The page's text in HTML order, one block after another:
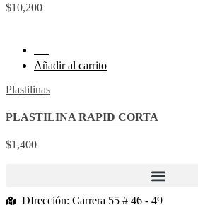
$10,200
Añadir al carrito
Plastilinas
PLASTILINA RAPID CORTA
$1,400
DIrección: Carrera 55 # 46 - 49